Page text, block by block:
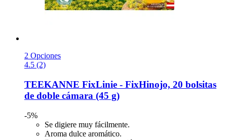
2 Opciones
4.5 (2)
TEEKANNE FixLinie -​ FixHinojo, 20 bolsitas
de doble cámara (45 g)
-5%
Se digiere muy fácilmente.
Aroma dulce aromático.